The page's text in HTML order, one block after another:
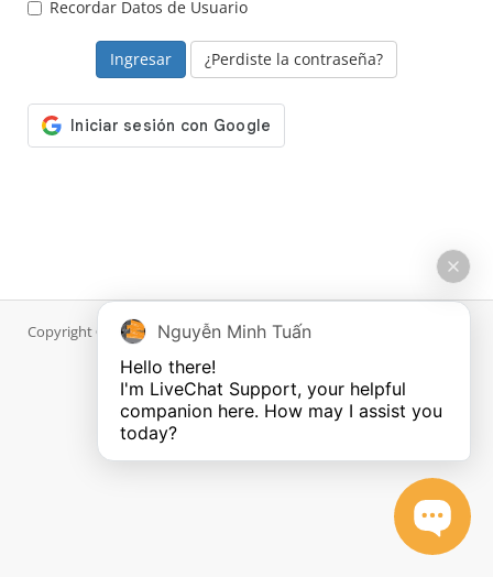
Recordar Datos de Usuario
¿Perdiste la contraseña?
Copyright © 2026 DiWP.com. Todos los derechos reservados.
Nguyễn Minh Tuấn
Hello there!
I'm LiveChat Support, your helpful
companion here. How may I assist you
today?